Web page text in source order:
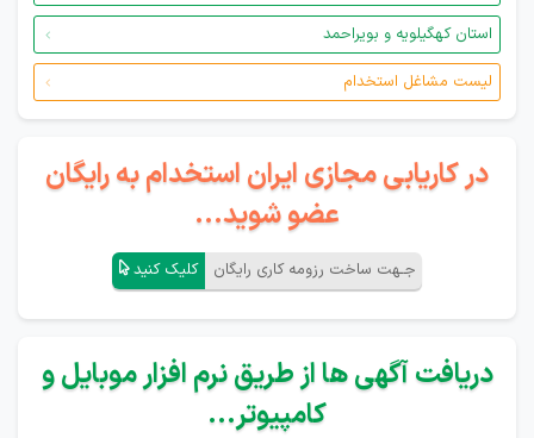
استان کهگیلویه و بویراحمد
لیست مشاغل استخدام
در کاریابی مجازی ایران استخدام به رایگان
عضو شوید...
جـهت ساخت رزومه کاری رایگان کلیک کنید
دریافت آگهی ها از طریق نرم افزار موبایل و
کامپیوتر...